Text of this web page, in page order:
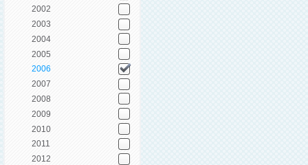
2002
2003
2004
2005
2006
2007
2008
2009
2010
2011
2012